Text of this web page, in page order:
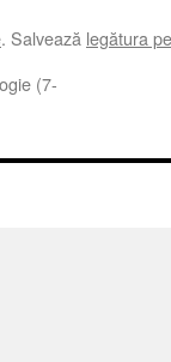
. Salvează legătura
(7-